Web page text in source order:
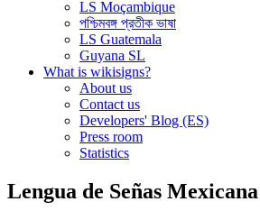
LS Moçambique
পশ্চিমবঙ্গ প্রতীক ভাষা
LS Guatemala
Guyana SL
What is wikisigns?
About us
Contact us
Developers' Blog (ES)
Press room
Statistics
Lengua de Señas Mexicana